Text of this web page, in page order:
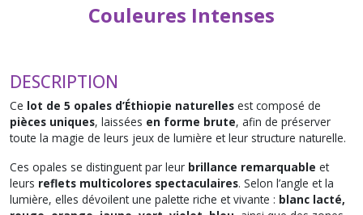
Couleures Intenses
DESCRIPTION
Ce lot de 5 opales d’Éthiopie naturelles est composé de
pièces uniques, laissées en forme brute, afin de préserver
toute la magie de leurs jeux de lumière et leur structure naturelle.
Ces opales se distinguent par leur brillance remarquable et
leurs reflets multicolores spectaculaires. Selon l’angle et la
lumière, elles dévoilent une palette riche et vivante : blanc lacté,